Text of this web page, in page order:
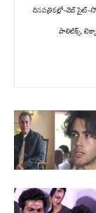
దినపత్రికల్లో-వెబ్
పాలిటిక్స్‌,